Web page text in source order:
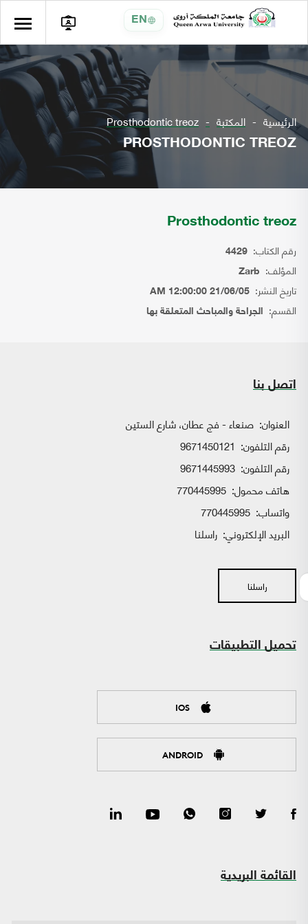
EN
الرئيسية المكتبة Prosthodontic treoz
PROSTHODONTIC TREOZ
Prosthodontic treoz
رقم الكتاب: 4429
المؤلف: Zarb
تاريخ النشر: 21/06/05 12:00:00 AM
القسم: الجراحة والمباحث المتعلقة بها
اتصل بنا
العنوان: صنعاء - فج عطان، شارع الستين
رقم التلفون: 9671450121
رقم التلفون: 9671445993
هاتف محمول: 770445995
واتساب:
البريد الإلكتروني: راسلنا
راسلنا
تحميل التطبيقات
IOS
ANDROID
القائمة البريدية